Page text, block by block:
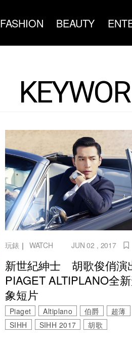
FASHION BEAUTY
玩錶 ｜ WATCH JUN 02 , 2017
新世紀紳士 胡歌俊俏演
PIAGET ALTIPLANO全
象短片
Piaget Altiplano 伯爵
超薄
SIHH
SIHH 2017 胡歌